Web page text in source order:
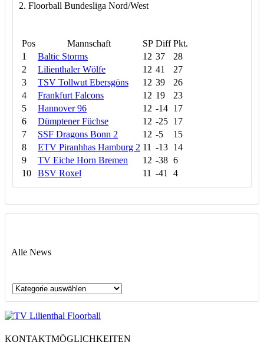
2. Floorball Bundesliga Nord/West
Pos Mannschaft SP Diff Pkt.
1
Baltic Storms 12 37
28
2
Lilienthaler Wölfe 12 41
27
3
TSV Tollwut Ebersgöns 12 39
26
4
Frankfurt Falcons 12 19
23
5
Hannover 96 12 -14 17
6
Dümptener Füchse 12 -25 17
7
SSF Dragons Bonn 2 12 -5
15
8
ETV Piranhhas Hamburg 2 11 -13 14
9
TV Eiche Horn Bremen 12 -38 6
10
BSV Roxel 11 -41 4
Alle News
Alle
KONTAKTMÖGLICHKEITEN